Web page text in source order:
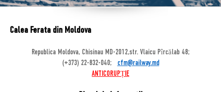
Calea Ferata din Moldova
Republica Moldova, Chisinau MD-2012,str. Vlaicu Pîrcălab 48;
(+373) 22-832-040;
cfm@railway.md
ANTICORUPȚIE